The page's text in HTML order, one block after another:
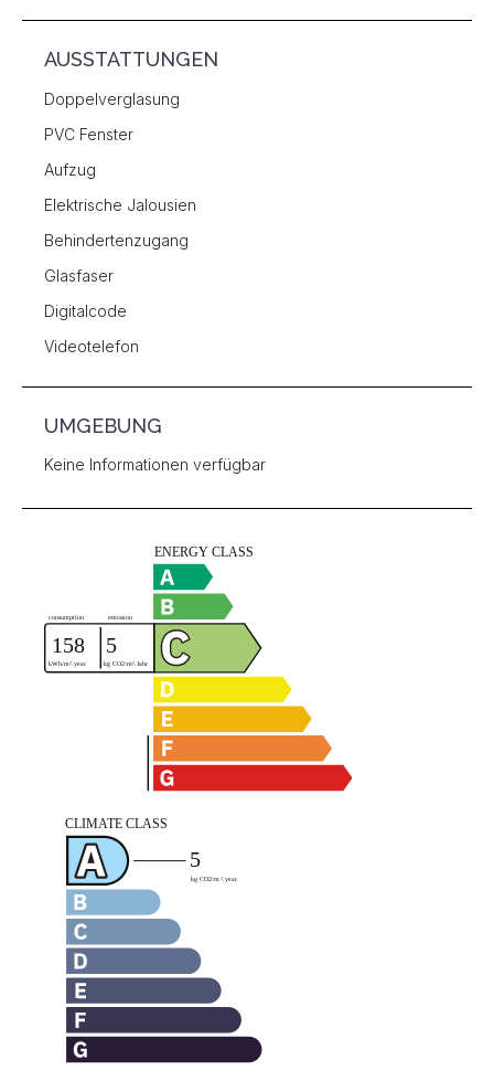
AUSSTATTUNGEN
Doppelverglasung
PVC Fenster
Aufzug
Elektrische Jalousien
Behindertenzugang
Glasfaser
Digitalcode
Videotelefon
UMGEBUNG
Keine Informationen verfügbar